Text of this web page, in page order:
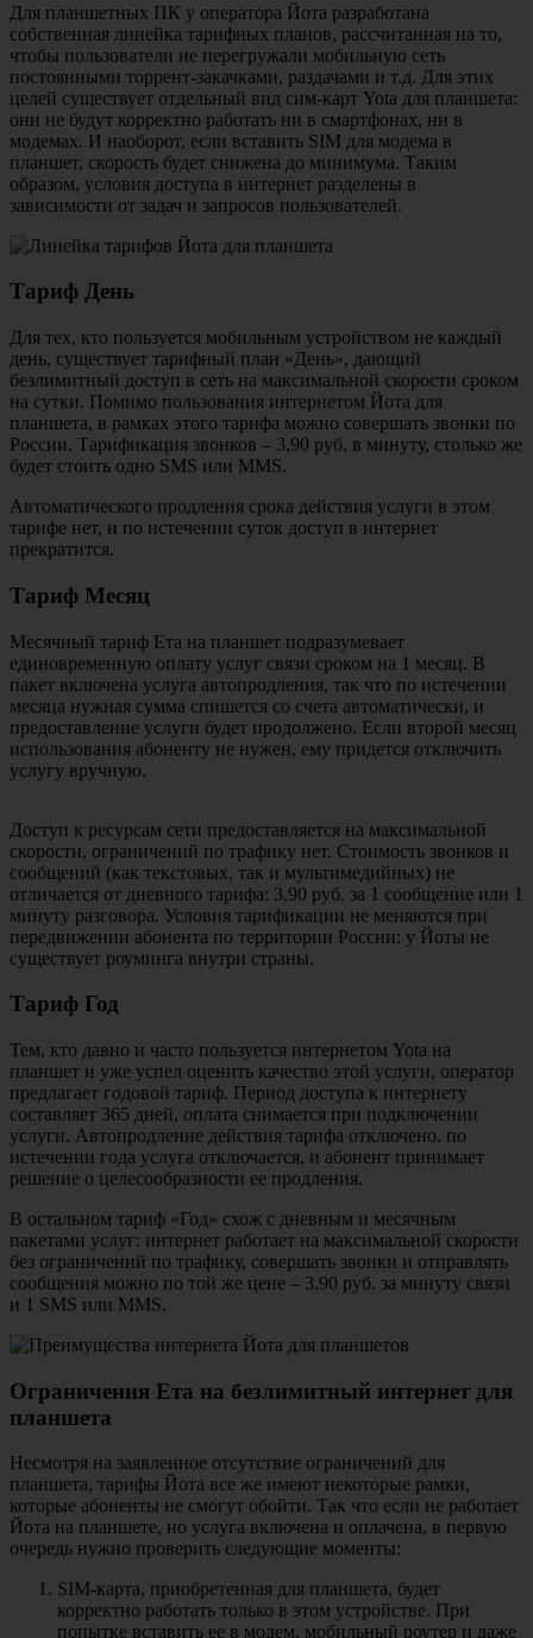
Для планшетных ПК у оператора Йота разработана
собственная линейка тарифных планов, рассчитанная на то,
чтобы пользователи не перегружали мобильную сеть
постоянными торрент-закачками, раздачами и т.д. Для этих
целей существует отдельный вид сим-карт Yota для планшета:
они не будут корректно работать ни в смартфонах, ни в
модемах. И наоборот, если вставить SIM для модема в
планшет, скорость будет снижена до минимума. Таким
образом, условия доступа в интернет разделены в
зависимости от задач и запросов пользователей.
Тариф День
Для тех, кто пользуется мобильным устройством не каждый
день, существует тарифный план «День», дающий
безлимитный доступ в сеть на максимальной скорости сроком
на сутки. Помимо пользования интернетом Йота для
планшета, в рамках этого тарифа можно совершать звонки по
России. Тарификация звонков – 3,90 руб. в минуту, столько же
будет стоить одно SMS или MMS.
Автоматического продления срока действия услуги в этом
тарифе нет, и по истечении суток доступ в интернет
прекратится.
Тариф Месяц
Месячный тариф Ета на планшет подразумевает
единовременную оплату услуг связи сроком на 1 месяц. В
пакет включена услуга автопродления, так что по истечении
месяца нужная сумма спишется со счета автоматически, и
предоставление услуги будет продолжено. Если второй месяц
использования абоненту не нужен, ему придется отключить
услугу вручную.
Доступ к ресурсам сети предоставляется на максимальной
скорости, ограничений по трафику нет. Стоимость звонков и
сообщений (как текстовых, так и мультимедийных) не
отличается от дневного тарифа: 3,90 руб. за 1 сообщение или 1
минуту разговора. Условия тарификации не меняются при
передвижении абонента по территории России: у Йоты не
существует роуминга внутри страны.
Тариф Год
Тем, кто давно и часто пользуется интернетом Yota на
планшет и уже успел оценить качество этой услуги, оператор
предлагает годовой тариф. Период доступа к интернету
составляет 365 дней, оплата снимается при подключении
услуги. Автопродление действия тарифа отключено, по
истечении года услуга отключается, и абонент принимает
решение о целесообразности ее продления.
В остальном тариф «Год» схож с дневным и месячным
пакетами услуг: интернет работает на максимальной скорости
без ограничений по трафику, совершать звонки и отправлять
сообщения можно по той же цене – 3,90 руб. за минуту связи
и 1 SMS или MMS.
Ограничения Ета на безлимитный интернет для
планшета
Несмотря на заявленное отсутствие ограничений для
планшета, тарифы Йота все же имеют некоторые рамки,
которые абоненты не смогут обойти. Так что если не работает
Йота на планшете, но услуга включена и оплачена, в первую
очередь нужно проверить следующие моменты:
SIM-карта, приобретенная для планшета, будет
корректно работать только в этом устройстве. При
попытке вставить ее в модем, мобильный роутер и даже